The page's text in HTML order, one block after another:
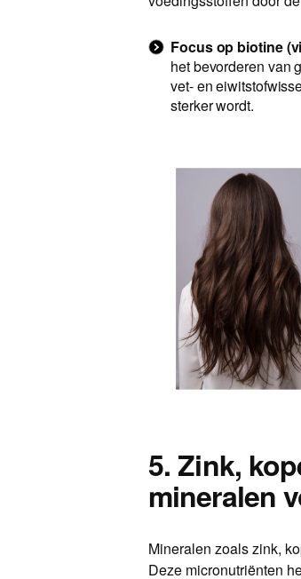
Focus op biotine
het bevorderen van
vet- en
sterker wordt.
5. Zink,
mineralen
Mineralen zoals zink,
Deze micronutriënten